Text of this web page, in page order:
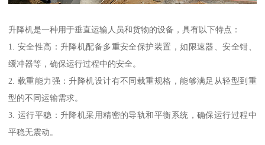
升降机是一种用于垂直运输人员和货物的设备，具有以下特点：
1. 安全性高：升降机配备多重安全保护装置，如限速器、安全钳、
缓冲器等，确保运行过程中的安全。
2. 载重能力强：升降机设计有不同载重规格，能够满足从轻型到重
型的不同运输需求。
3. 运行平稳：升降机采用精密的导轨和平衡系统，确保运行过程中
平稳无震动。